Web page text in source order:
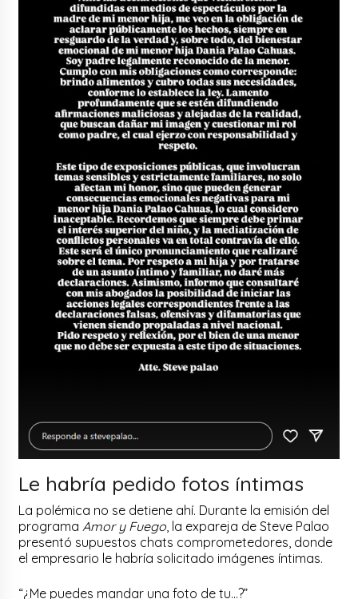
Le habría pedido fotos íntimas
La polémica no se detiene ahí. Durante la emisión del
programa Amor y Fuego , la expareja de Steve Palao
presentó supuestos chats comprometedores, donde
el empresario le habría solicitado imágenes íntimas.
“¿Me puedes mandar una foto de tu…?”